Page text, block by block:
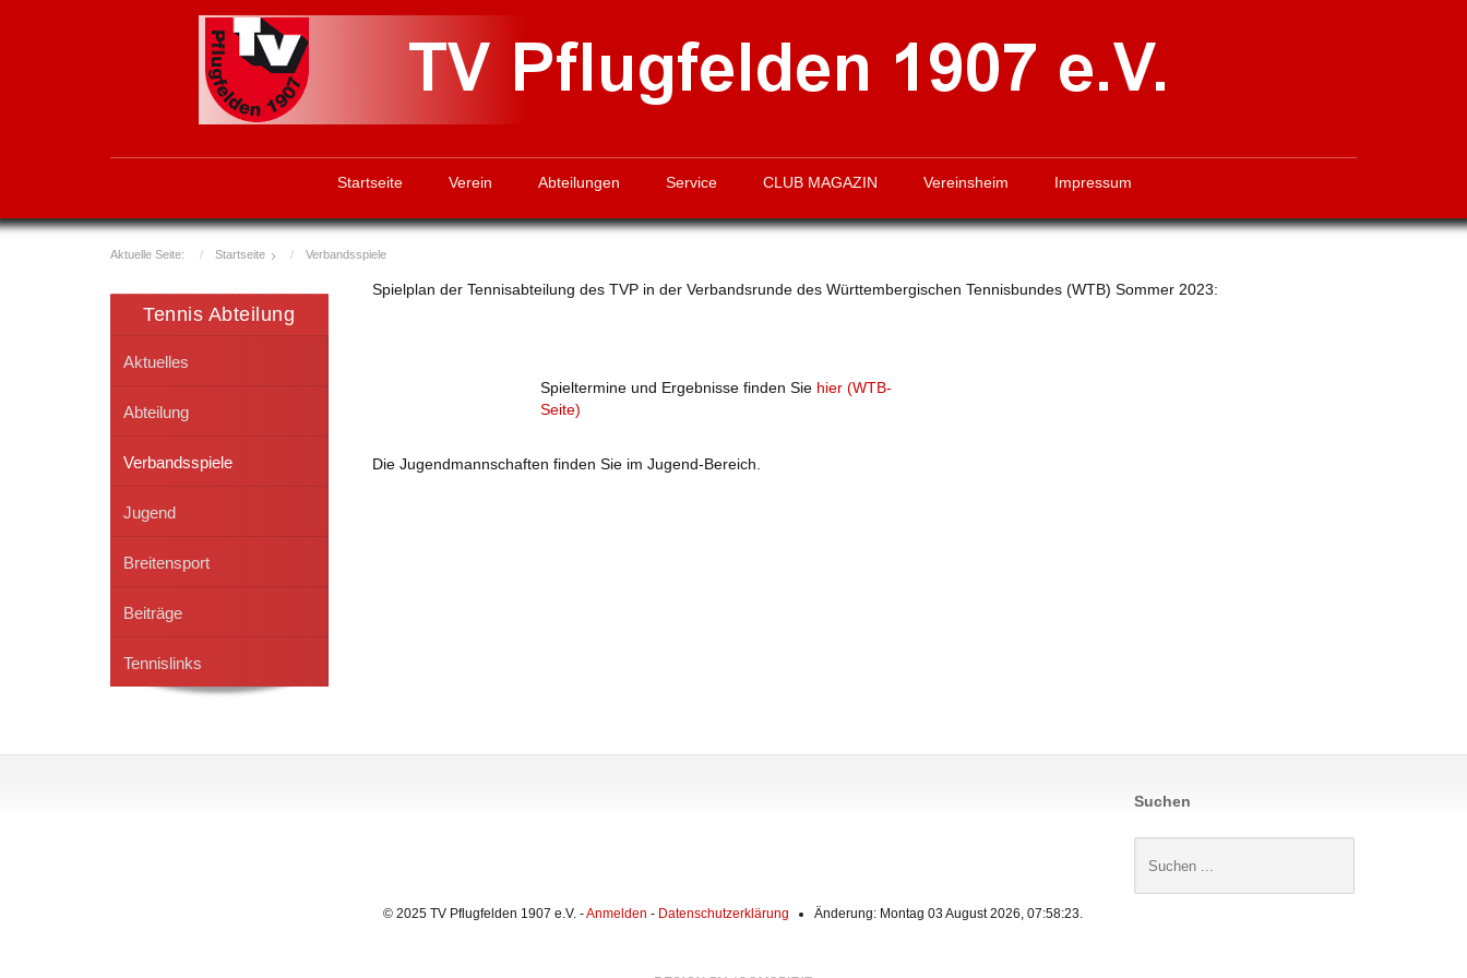
Startseite Verein Abteilungen Service CLUB MAGAZIN Vereinsheim Impressum
Aktuelle Seite: Startseite Verbandsspiele
Tennis Abteilung
Aktuelles
Abteilung
Verbandsspiele
Jugend
Breitensport
Beiträge
Tennislinks
Spielplan der Tennisabteilung des TVP in der Verbandsrunde des Württembergischen Tennisbundes (WTB) Sommer 2023:
Spieltermine und Ergebnisse finden Sie hier (WTB-
Seite)
Die Jugendmannschaften finden Sie im Jugend-Bereich.
Suchen
© 2025 TV Pflugfelden 1907 e.V. -Anmelden - Datenschutzerklärung Änderung: Montag 03 August 2026, 07:58:23.